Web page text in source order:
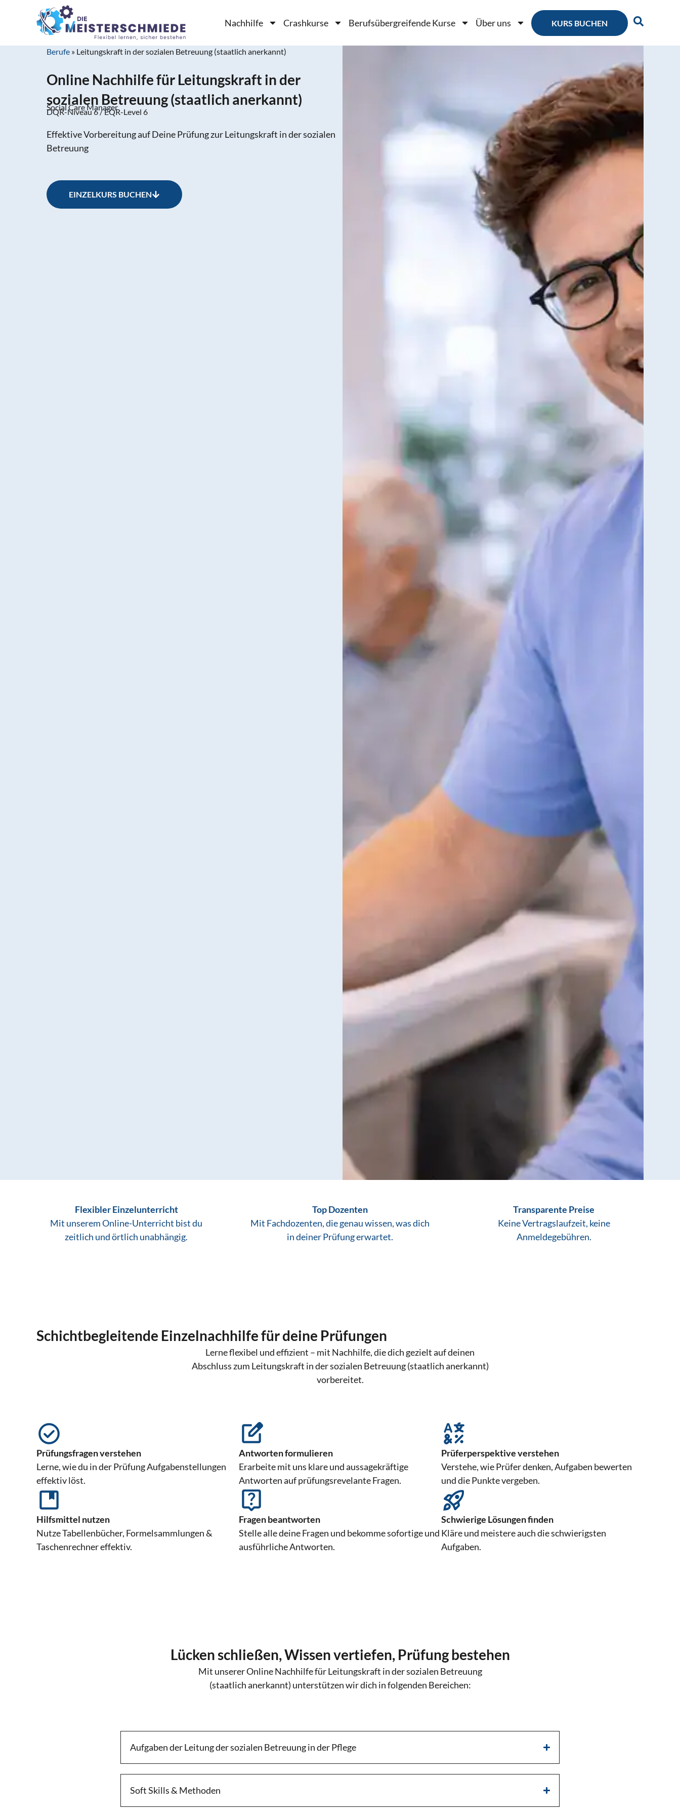
Nachhilfe Crashkurse Berufsübergreifende Kurse Über uns KURS BUCHEN
Berufe » Leitungskraft in der sozialen Betreuung (staatlich anerkannt)
Online Nachhilfe für Leitungskraft in der
sozialen Betreuung (staatlich anerkannt)
Social Care Manager
DQR-Niveau 6 / EQR-Level 6
Effektive Vorbereitung auf Deine Prüfung zur Leitungskraft in der sozialen
Betreuung
EINZELKURS BUCHEN
Flexibler Einzelunterricht
Mit unserem Online-Unterricht bist du
zeitlich und örtlich unabhängig.
Top Dozenten
Mit Fachdozenten, die genau wissen, was dich
in deiner Prüfung erwartet.
Transparente Preise
Keine Vertragslaufzeit, keine
Anmeldegebühren.
Schichtbegleitende Einzelnachhilfe für deine Prüfungen
Lerne flexibel und effizient – mit Nachhilfe, die dich gezielt auf deinen
Abschluss zum Leitungskraft in der sozialen Betreuung (staatlich anerkannt)
vorbereitet.
Prüfungsfragen verstehen
Lerne, wie du in der Prüfung Aufgabenstellungen
effektiv löst.
Antworten formulieren
Erarbeite mit uns klare und aussagekräftige
Antworten auf prüfungsrevelante Fragen.
Prüferperspektive verstehen
Verstehe, wie Prüfer denken, Aufgaben bewerten
und die Punkte vergeben.
Hilfsmittel nutzen
Nutze Tabellenbücher, Formelsammlungen &
Taschenrechner effektiv.
Fragen beantworten
Stelle alle deine Fragen und bekomme sofortige und
ausführliche Antworten.
Schwierige Lösungen finden
Kläre und meistere auch die schwierigsten
Aufgaben.
Lücken schließen, Wissen vertiefen, Prüfung bestehen
Mit unserer Online Nachhilfe für Leitungskraft in der sozialen Betreuung
(staatlich anerkannt) unterstützen wir dich in folgenden Bereichen:
Aufgaben der Leitung der sozialen Betreuung in der Pflege
Soft Skills & Methoden